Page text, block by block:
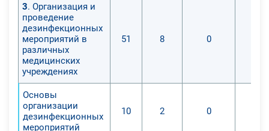
3. Организация и
проведение
дезинфекционных
мероприятий в
различных
медицинских
учреждениях
51 8 0
Основы
организации
дезинфекционных
мероприятий
10 2 0